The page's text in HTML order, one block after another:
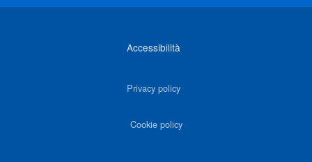
Accessibilità
Privacy policy
Cookie policy